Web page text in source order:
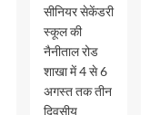
सीनियर सेकेंडरी
स्कूल की
नैनीताल रोड
शाखा में 4 से 6
अगस्त तक तीन
दिवसीय